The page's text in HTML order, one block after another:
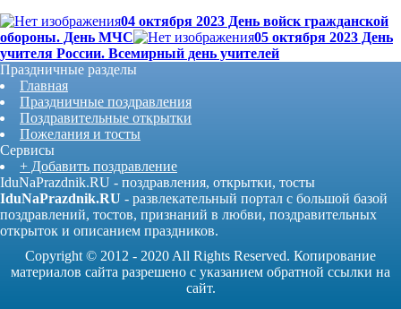
04 октября 2023 День войск гражданской
обороны. День МЧС
05 октября 2023 День
учителя России. Всемирный день учителей
Праздничные разделы
Главная
Праздничные поздравления
Поздравительные открытки
Пожелания и тосты
Сервисы
+ Добавить поздравление
IduNaPrazdnik.RU - поздравления, открытки, тосты
IduNaPrazdnik.RU - развлекательный портал с большой базой
поздравлений, тостов, признаний в любви, поздравительных
открыток и описанием праздников.
Copyright © 2012 - 2020 All Rights Reserved. Копирование
материалов сайта разрешено с указанием обратной ссылки на
сайт.